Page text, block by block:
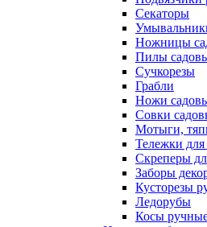
Секаторы
Ножницы
Пилы
Сучкорезы
Грабли
Ножи
Совки
Мотыги,
Тележки для
Скреперы
Заборы
Кусторезы
Ледорубы
Косы